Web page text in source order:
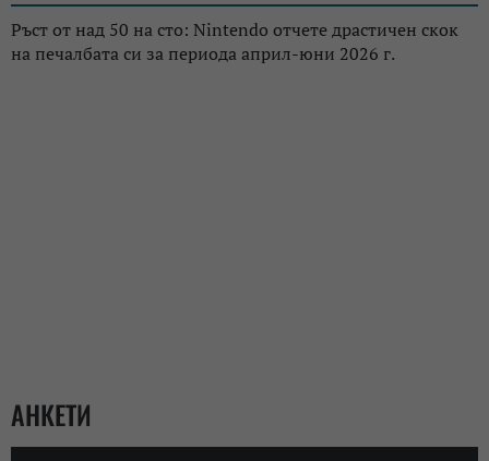
Ръст от над 50 на сто: Nintendo отчете драстичен скок
на печалбата си за периода април-юни 2026 г.
АНКЕТИ